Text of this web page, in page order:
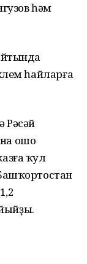
һәм
һайларға
Рәсәй
ошо
ҡул